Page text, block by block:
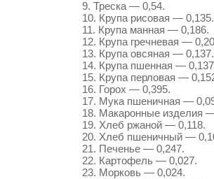
9. Треска — 0,54.
10. Крупа рисовая — 0,135.
11. Крупа манная — 0,186.
12. Крупа гречневая —
13. Крупа овсяная — 0,137.
14. Крупа пшенная —
15. Крупа перловая —
16. Горох — 0,395.
17. Мука пшеничная —
18. Макаронные изделия
19. Хлеб ржаной — 0,118.
20. Хлеб пшеничный —
21. Печенье — 0,247.
22. Картофель — 0,027.
23. Морковь — 0,024.